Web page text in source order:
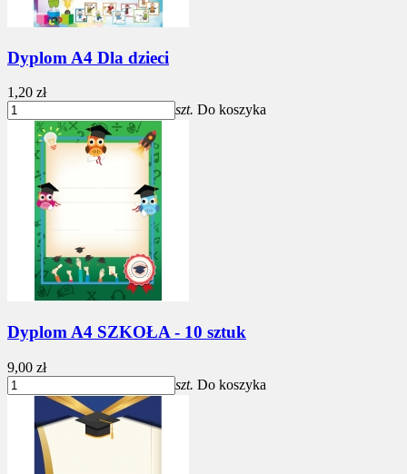
Dyplom A4 Dla dzieci
1,20 zł
szt. Do koszyka
Dyplom A4 SZKOŁA - 10 sztuk
9,00 zł
szt. Do koszyka